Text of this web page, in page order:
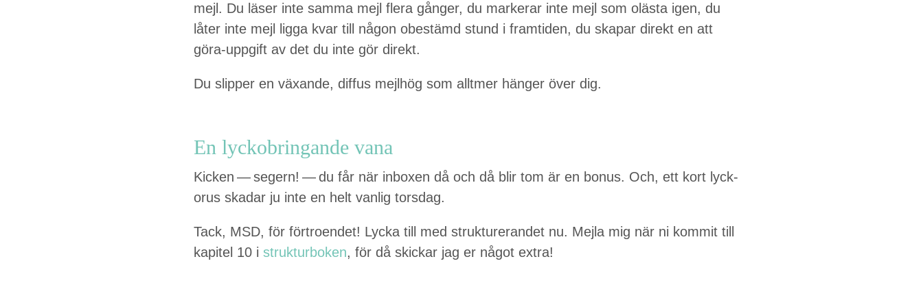
mejl. Du läs­er inte sam­ma mejl flera gånger, du mark­er­ar inte mejl som oläs­ta igen, du
låter inte mejl lig­ga kvar till någon obestämd stund i framti­den, du ska­par direkt en att
göra-uppgift av det du inte gör direkt.
Du slip­per en växande, dif­fus mejl­hög som allt­mer hänger över dig.
En lyck­o­bringande vana
Kick­en — segern! — du får när inbox­en då och då blir tom är en bonus. Och, ett kort lyck­
o­rus skadar ju inte en helt van­lig torsdag.
Tack, MSD, för förtroen­det! Lyc­ka till med struk­tureran­det nu. Mejla mig när ni kom­mit till
kapi­tel 10 i struk­tur­bo­ken, för då skickar jag er något extra!